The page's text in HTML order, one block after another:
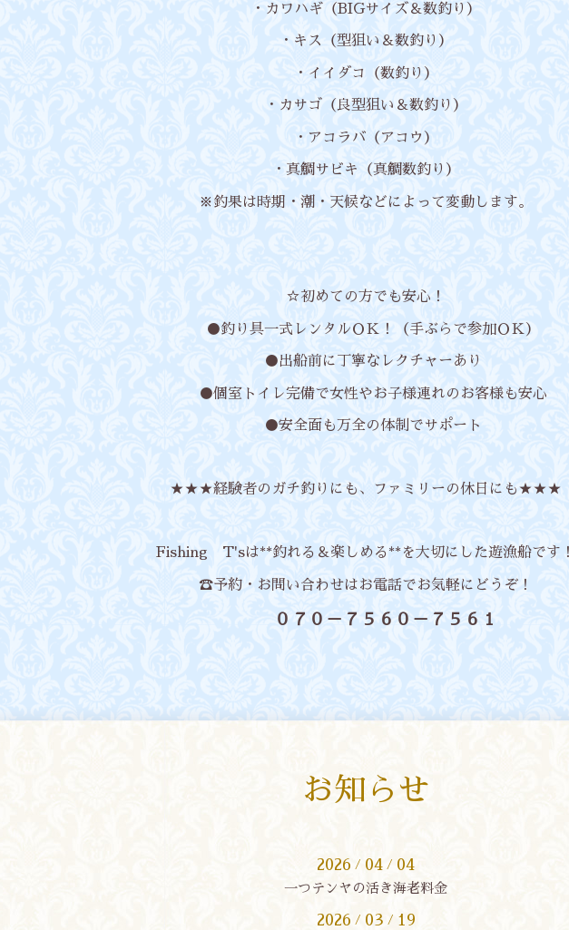
・カワハギ（BIGサイズ＆数釣り）
・キス（型狙い＆数釣り）
・イイダコ（数釣り）
・カサゴ（良型狙い＆数釣り）
・アコラバ（アコウ）
・真鯛サビキ（真鯛数釣り）
※釣果は時期・潮・天候などによって変動します。
☆初めての方でも安心！
●釣り具一式レンタルＯＫ！（手ぶらで参加ＯＫ）
●出船前に丁寧なレクチャーあり
●個室トイレ完備で女性やお子様連れのお客様も安心
●安全面も万全の体制でサポート
★★★経験者のガチ釣りにも、ファミリーの休日にも★★★
Fishing T'sは**釣れる＆楽しめる**を大切にした遊漁船です
☎予約・お問い合わせはお電話でお気軽にどうぞ！
０７０－７５６０－７５６１
お知らせ
2026 / 04 / 04
一つテンヤの活き海老料金
2026 / 03 / 19